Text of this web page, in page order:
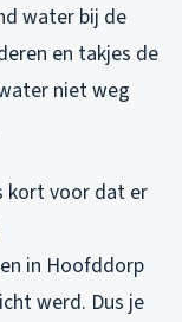
water bij de
en takjes de
niet weg
kort voor dat er
in Hoofddorp
werd. Dus je